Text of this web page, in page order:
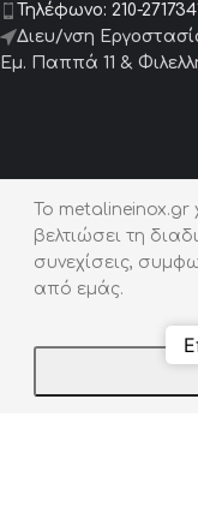
Τηλέφωνο: 210-
Διευ/νση
Εμ. Παππά 11 &
Προϊόντα
Μεταλλικά Έπιπλα
Μεταλλικά
Μεταλλικές Σκάλες
Πόρτες –
ShopFiltersWishlistCart
My account
To metalineinox.gr
βελτιώσει τη
συνεχίσεις,
από εμάς.